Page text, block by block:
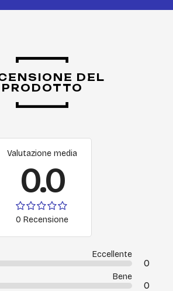
DEL
PRODOTTO
Valutazione media
0.0
0 Recensione
Eccellente
0
Bene
0